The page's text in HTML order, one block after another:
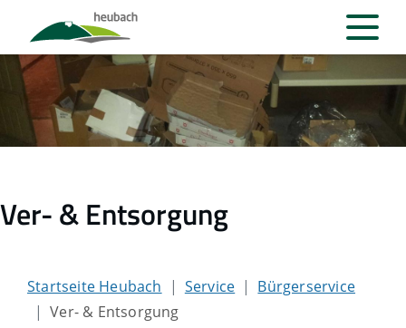
Ver- & Entsorgung
Startseite Heubach Service
Bürgerservice
Ver- & Entsorgung